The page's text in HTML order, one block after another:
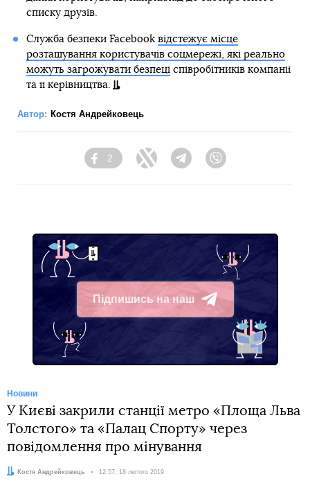
списку друзів.
Служба безпеки Facebook відстежує місце
розташування користувачів соцмережі, які реально
можуть загрожувати безпеціспівробітників компанії
та її керівництва.
Автор: Костя Андрейковець
Facebook
2
Twitter TelegramViber
Підпишись на наш
Telegram
Новини
У Києві закрили станції метро «Площа Льва
Толстого» та «Палац Спорту» через
повідомлення про мінування
Автор:Костя Андрейковець Дата:
12:57, 18 лютого 2019